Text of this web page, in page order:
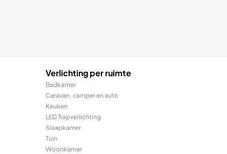
Verlichting per ruimte
Badkamer
Caravan, camper en auto
Keuken
LED Trapverlichting
Slaapkamer
Tuin
Woonkamer